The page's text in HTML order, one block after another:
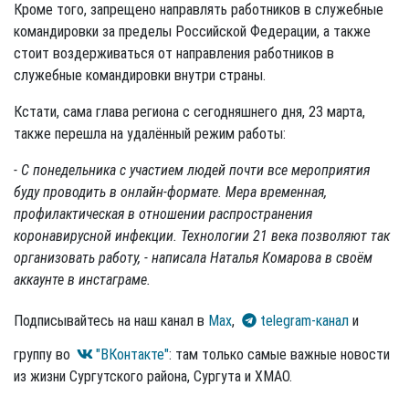
Кроме того, запрещено направлять работников в служебные
командировки за пределы Российской Федерации, а также
стоит воздерживаться от направления работников в
служебные командировки внутри страны.
Кстати, сама глава региона с сегодняшнего дня, 23 марта,
также перешла на удалённый режим работы:
- С понедельника с участием людей почти все мероприятия
буду проводить в онлайн-формате. Мера временная,
профилактическая в отношении распространения
коронавирусной инфекции. Технологии 21 века позволяют так
организовать работу, - написала Наталья Комарова в своём
аккаунте в инстаграме.
Подписывайтесь на наш канал в Max, telegram-канал и
группу во
"ВКонтакте": там только самые важные новости
из жизни Сургутского района, Сургута и ХМАО.